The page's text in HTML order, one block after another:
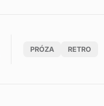
PRÓZA RETRO